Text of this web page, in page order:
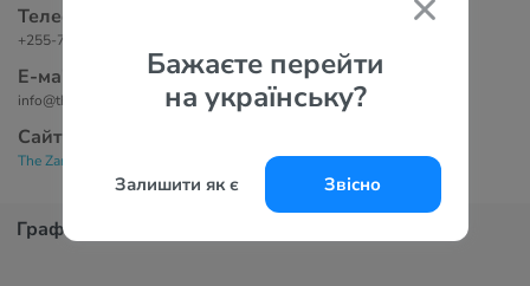
Бажаєте перейти
на українську?
Залишити як є Звісно
Телефоны
+255-772-222919
Е-маil
info@thezanzibari.com
Сайт
The Zanzibari Boutique Hotel 4*
График цен